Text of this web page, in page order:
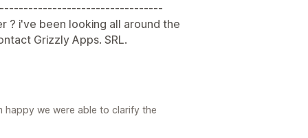
? i've been looking all around the
Grizzly Apps. SRL.
happy we were able to clarify the